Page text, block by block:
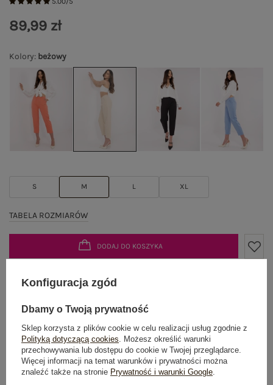
Kolory: beżowy
S M L XL
TABELA ROZMIARÓW
89,99 zł
DODAJ DO KOSZYKA
Dostawaod 7,99 zł
Do darmowej dostawy brakuje 200,00 zł
Konfiguracja zgód
Dbamy o Twoją prywatność
Sklep korzysta z plików cookie w celu realizacji usług zgodnie z
Polityką dotyczącą cookies. Możesz określić warunki
przechowywania lub dostępu do cookie w Twojej przeglądarce.
Więcej informacji na temat warunków i prywatności można
znaleźć także na stronie Prywatność i warunki Google.